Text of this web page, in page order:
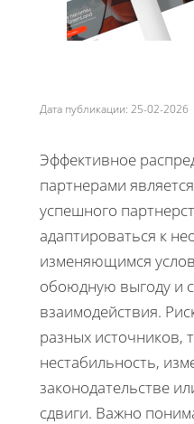
Дата публикации: 25-02-
Эффективное
партнерами
успешного
адаптироваться к
изменяющимся
обоюдную выгоду и
взаимодействия.
разных источников,
нестабильность,
законодательстве
сдвиги. Важно